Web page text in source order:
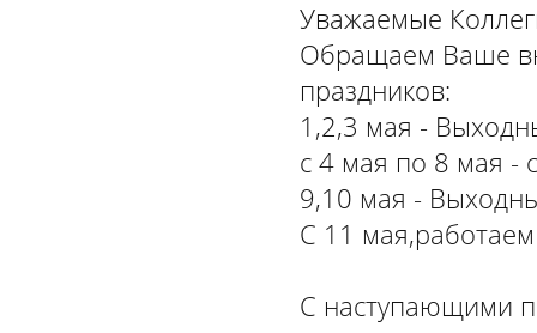
Уважаемые
Обращаем Ваше
праздников:
1,2,3 мая -
с 4 мая по 8 мая -
9,10 мая -
С 11
С наступающими